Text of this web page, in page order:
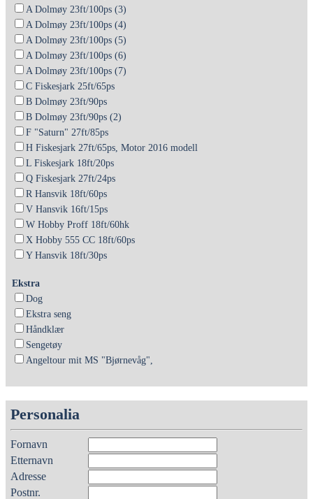
A Dolmøy 23ft/100ps (3)
A Dolmøy 23ft/100ps (4)
A Dolmøy 23ft/100ps (5)
A Dolmøy 23ft/100ps (6)
A Dolmøy 23ft/100ps (7)
C Fiskesjark 25ft/65ps
B Dolmøy 23ft/90ps
B Dolmøy 23ft/90ps (2)
F "Saturn" 27ft/85ps
H Fiskesjark 27ft/65ps, Motor 2016 modell
L Fiskesjark 18ft/20ps
Q Fiskesjark 27ft/24ps
R Hansvik 18ft/60ps
V Hansvik 16ft/15ps
W Hobby Proff 18ft/60hk
X Hobby 555 CC 18ft/60ps
Y Hansvik 18ft/30ps
Ekstra
Dog
Ekstra seng
Håndklær
Sengetøy
Angeltour mit MS "Bjørnevåg",
Personalia
Fornavn
Etternavn
Adresse
Postnr.